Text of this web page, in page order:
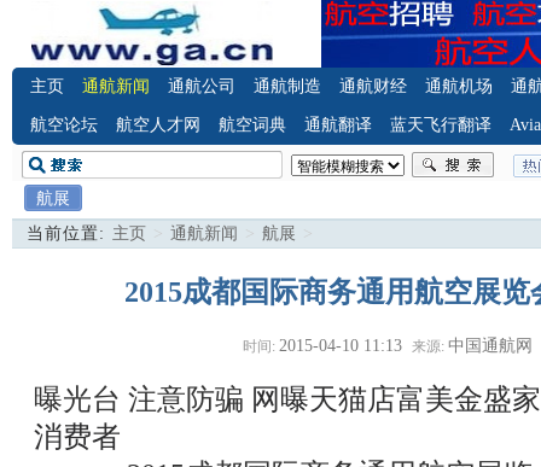
主页 通航新闻 通航公司 通航制造 通航财经 通航机场 通
航空论坛 航空人才网 航空词典 通航翻译 蓝天飞行翻译
航展
当前位置: 主页 > 通航新闻 > 航展 >
2015成都国际商务通用航空展览
时间: 2015-04-10 11:13 来源: 中国通航网
曝光台 注意防骗 网曝天猫店富美金盛
消费者